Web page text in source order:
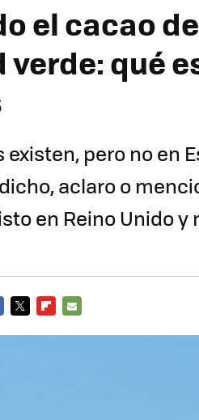
el cacao
qué
existen, pero no en
dicho, aclaro o
en Reino Unido